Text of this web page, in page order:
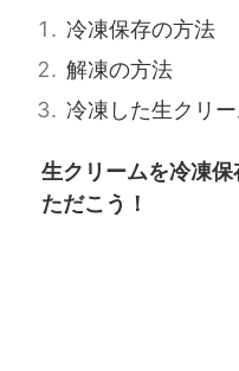
冷凍保存の方法
解凍の方法
冷凍した生クリ
生クリームを冷凍
ただこう！